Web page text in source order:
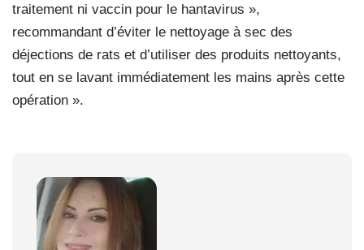
traitement ni vaccin pour le hantavirus »,
recommandant d’éviter le nettoyage à sec des
déjections de rats et d’utiliser des produits nettoyants,
tout en se lavant immédiatement les mains après cette
opération ».